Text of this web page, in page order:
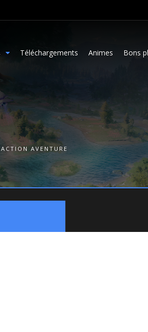
Téléchargements Animes Bons
ACTION AVENTURE